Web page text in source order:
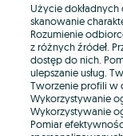
E-mail
Hasło
Użycie
skanowanie
Rozumienie
z różnych źródeł.
dostęp do nich.
ulepszanie usług.
Tworzenie profili w
Wykorzystywanie
Wykorzystywanie
Pomiar